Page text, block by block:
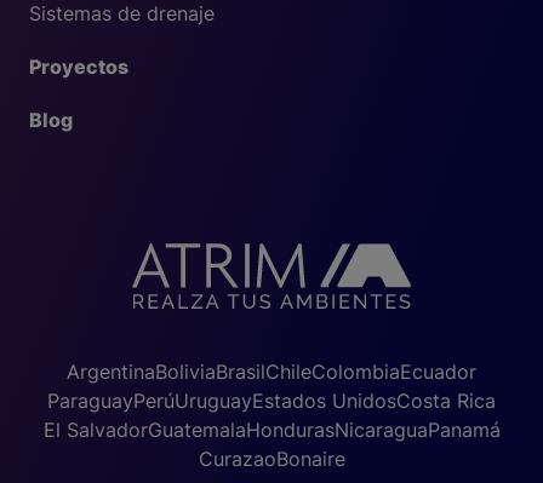
Sistemas de drenaje
Proyectos
Blog
ArgentinaBoliviaBrasilChileColombiaEcuador
ParaguayPerúUruguayEstados UnidosCosta Rica
El SalvadorGuatemalaHondurasNicaraguaPanamá
CurazaoBonaire